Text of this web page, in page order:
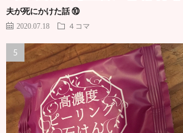
夫が死にかけた話 ⑩
2020.07.18 ４コマ